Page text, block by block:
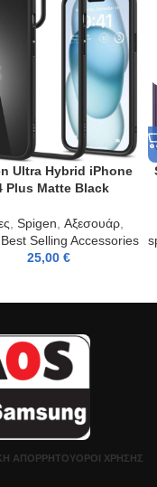
Ultra Hybrid iPhone
Plus Matte Black
Spigen Αξεσουάρ,
Selling Accessories
25,00€
ΑΠΟΡΡΉΤΟΥΌΡΟΙ ΧΡΉΣΗΣ